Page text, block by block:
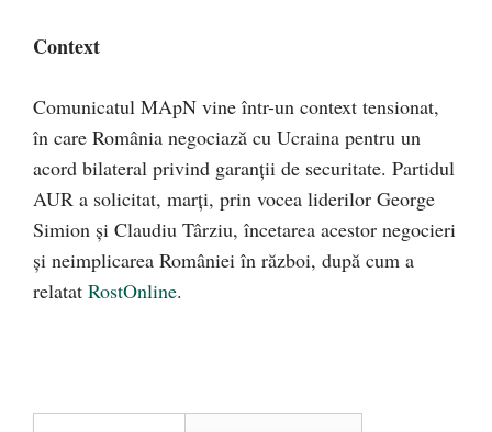
Context
Comunicatul MApN vine într-un context tensionat,
în care România negociază cu Ucraina pentru un
acord bilateral privind garanţii de securitate. Partidul
AUR a solicitat, marți, prin vocea liderilor George
Simion și Claudiu Târziu, încetarea acestor negocieri
și neimplicarea României în război, după cum a
relatat RostOnline.